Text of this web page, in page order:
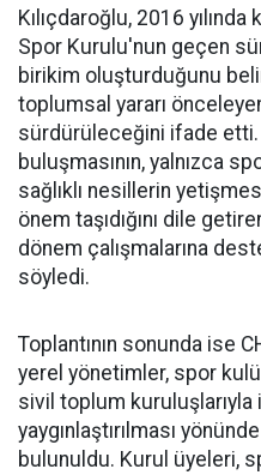
Kılıçdaroğlu, 2016
Spor Kurulu'nun geçen
birikim oluşturduğunu
toplumsal yararı
sürdürüleceğini ifade
buluşmasının, yalnızca
sağlıklı nesillerin
önem taşıdığını dile
dönem çalışmalarına
söyledi.
Toplantının sonunda ise
yerel yönetimler, spor
sivil toplum
yaygınlaştırılması
bulunuldu. Kurul üyeleri,